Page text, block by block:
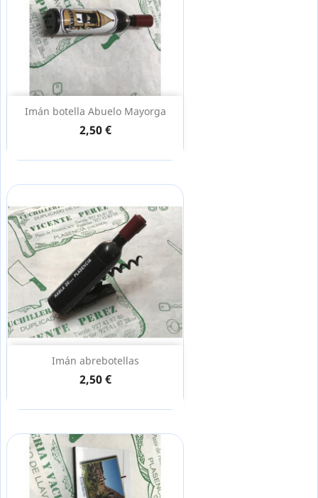
Imán botella Abuelo Mayorga
2,50 €
Imán abrebotellas
2,50 €